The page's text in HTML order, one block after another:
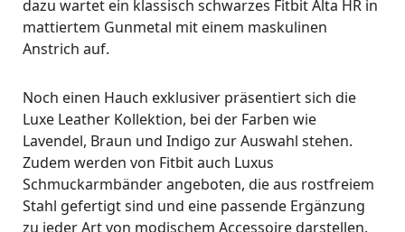
dazu wartet ein klassisch schwarzes Fitbit Alta HR in
mattiertem Gunmetal mit einem maskulinen
Anstrich auf.
Noch einen Hauch exklusiver präsentiert sich die
Luxe Leather Kollektion, bei der Farben wie
Lavendel, Braun und Indigo zur Auswahl stehen.
Zudem werden von Fitbit auch Luxus
Schmuckarmbänder angeboten, die aus rostfreiem
Stahl gefertigt sind und eine passende Ergänzung
zu jeder Art von modischem Accessoire darstellen.